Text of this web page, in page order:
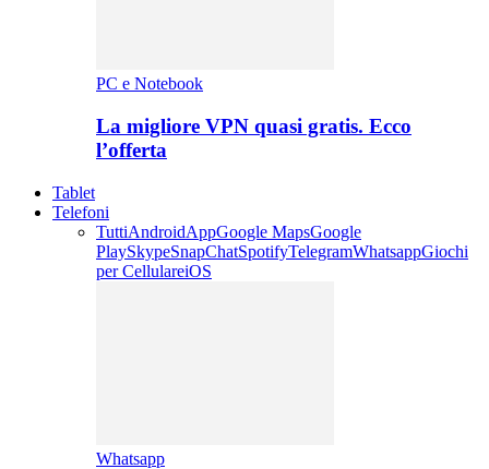
PC e Notebook
La migliore VPN quasi gratis. Ecco
l’offerta
Tablet
Telefoni
TuttiAndroidAppGoogle MapsGoogle
PlaySkypeSnapChatSpotifyTelegramWhatsappGiochi
per CellulareiOS
Whatsapp